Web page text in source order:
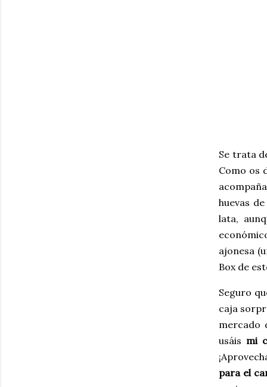
Se trata
Como os
huevas
lata,
ajonesa
Box de
Seguro
caja
mercado
usáis mi
para el